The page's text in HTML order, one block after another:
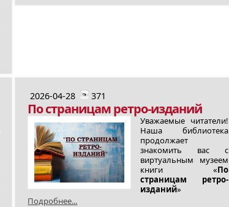
2026-04-28 371
По страницам ретро-изданий
Уважаемые читатели!
Наша библиотека
продолжает
знакомить вас с
виртуальным музеем
книги «По
страницам ретро-
изданий»
Подробнее...